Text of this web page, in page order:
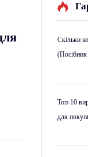
Скільки
(Посібник
Топ-10
для